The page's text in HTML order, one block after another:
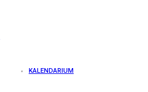
KALENDARIUM